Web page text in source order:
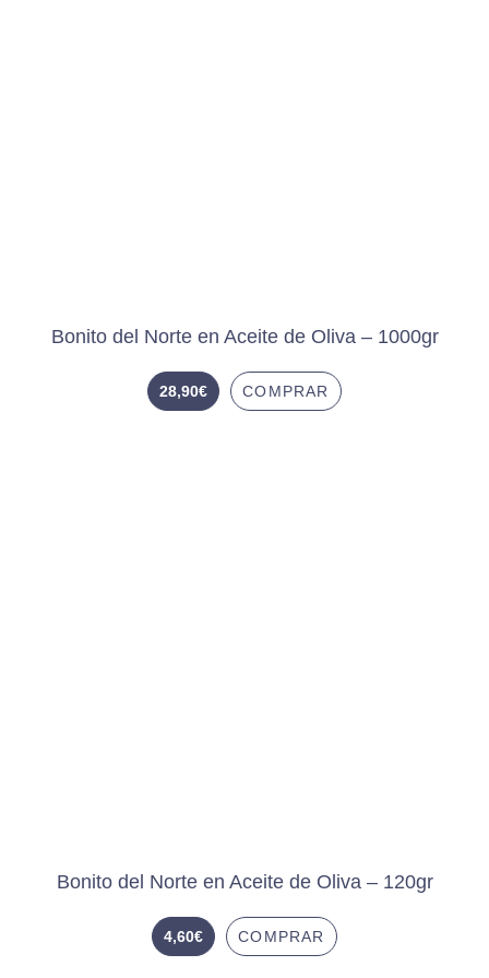
Bonito del Norte en Aceite de Oliva – 1000gr
28,90€ COMPRAR
Bonito del Norte en Aceite de Oliva – 120gr
4,60€ COMPRAR